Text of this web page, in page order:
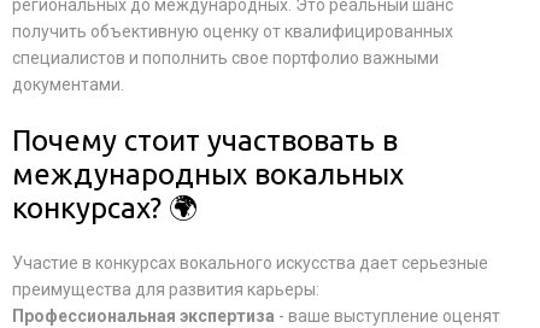
региональных до международных. Это реальный шанс
получить объективную оценку от квалифицированных
специалистов и пополнить свое портфолио важными
документами.
Почему стоит участвовать в
международных вокальных
конкурсах? 🌍
Участие в конкурсах вокального искусства дает серьезные
преимущества для развития карьеры:
Профессиональная экспертиза - ваше выступление оценят